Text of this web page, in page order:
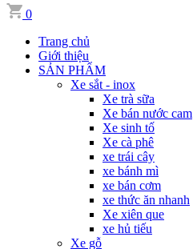
0
Trang chủ
Giới thiệu
SẢN PHẨM
Xe sắt - inox
Xe trà sữa
Xe bán nước cam
Xe sinh tố
Xe cà phê
xe trái cây
xe bánh mì
xe bán cơm
xe thức ăn nhanh
Xe xiên que
xe hủ tiếu
Xe gỗ